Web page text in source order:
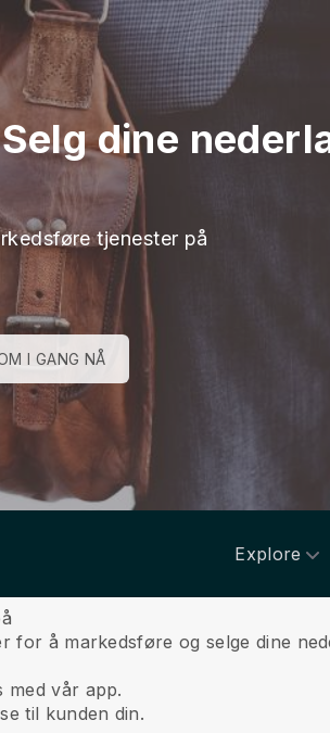
Selg dine
tjenester på
I GANG NÅ
Explore
for å markedsføre og selge dine
med vår app.
til kunden din.